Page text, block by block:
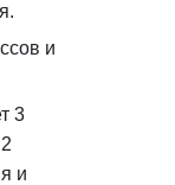
и
3
и